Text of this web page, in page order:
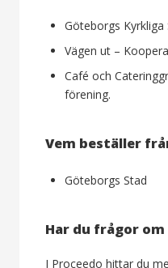
Göteborgs Kyrkliga
Vägen ut –
Café och
förening.
Vem beställer
Göteborgs Stad
Har du frågor
I Proceedo hittar du